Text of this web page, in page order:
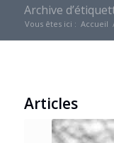
Archive
Vous êtes ici : Accueil
Articles